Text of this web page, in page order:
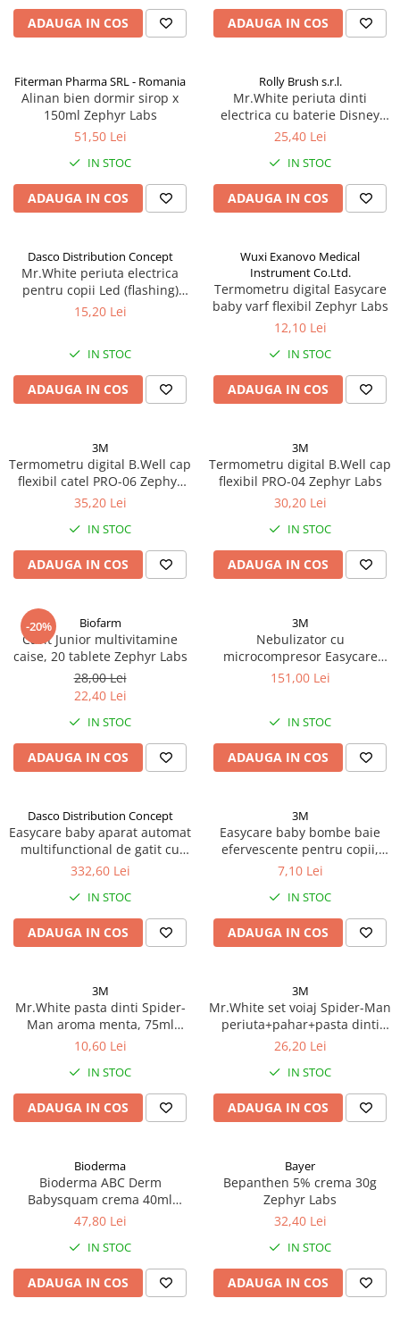
Antioxidanti
Altele-Suplimente alimentare
ADAUGA IN COS ADAUGA IN COS
Fiterman Pharma SRL - Romania
Alinan bien dormir sirop x
150ml Zephyr Labs
51,50 Lei
IN STOC
ADAUGA IN COS
Rolly Brush s.r.l.
Mr.White periuta dinti
electrica cu baterie Disney
Mickey Zephyr Labs
25,40 Lei
IN STOC
ADAUGA IN COS
Dasco Distribution Concept
Mr.White periuta electrica
pentru copii Led (flashing)
Spider-Man +3 ani Zephyr
15,20 Lei
IN STOC
ADAUGA IN COS
Wuxi Exanovo Medical
Instrument Co.Ltd.
Termometru digital Easycare
baby varf flexibil Zephyr Labs
12,10 Lei
IN STOC
ADAUGA IN COS
3M
Termometru digital B.Well cap
flexibil catel PRO-06 Zephyr
Labs
35,20 Lei
IN STOC
ADAUGA IN COS
3M
Termometru digital B.Well cap
flexibil PRO-04 Zephyr Labs
30,20 Lei
IN STOC
ADAUGA IN COS
-20% Biofarm
Cavit Junior multivitamine
caise, 20 tablete Zephyr Labs
28,00 Lei
22,40 Lei
IN STOC
ADAUGA IN COS
3M
Nebulizator cu
microcompresor Easycare
baby VP-D2 Zephyr Labs
151,00 Lei
IN STOC
ADAUGA IN COS
Dasco Distribution Concept
Easycare baby aparat automat
multifunctional de gatit cu
aburi si blender 5 in 1 Zephyr
332,60 Lei
IN STOC
ADAUGA IN COS
3M
Easycare baby bombe baie
efervescente pentru copii,
delicious sweets, 3 buc.
7,10 Lei
IN STOC
ADAUGA IN COS
3M
Mr.White pasta dinti Spider-
Man aroma menta, 75ml
Zephyr Labs
10,60 Lei
IN STOC
ADAUGA IN COS
3M
Mr.White set voiaj Spider-Man
periuta+pahar+pasta dinti
aroma menta, 75ml Zephyr
26,20 Lei
IN STOC
ADAUGA IN COS
Bioderma
Bioderma ABC Derm
Babysquam crema 40ml
Zephyr Labs
47,80 Lei
IN STOC
ADAUGA IN COS
Bayer
Bepanthen 5% crema 30g
Zephyr Labs
32,40 Lei
IN STOC
ADAUGA IN COS